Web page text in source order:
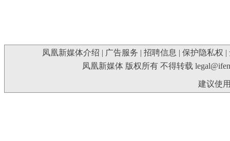
凤凰新媒体介绍 | 广告服务 | 招聘信息 | 保护隐私权 |
凤凰新媒体 版权所有 不得转载
建议使